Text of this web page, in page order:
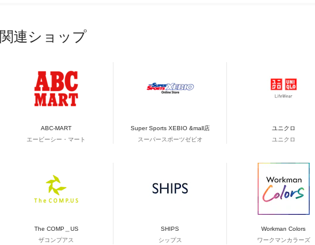
関連ショップ
ABC-MART
エービーシー・マート
Super Sports XEBIO &mall店
スーパースポーツゼビオ
ユニクロ
ユニクロ
The COMP＿US
ザコンプアス
SHIPS
シップス
Workman Colors
ワークマンカラーズ